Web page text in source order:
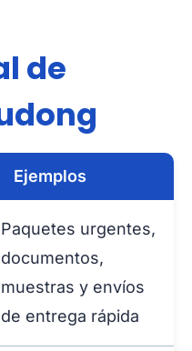
de
Ejemplos
Paquetes urgentes,
documentos,
muestras y envíos
de entrega rápida